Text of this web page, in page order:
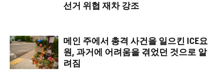
선거 위협 재차 강조
메인 주에서 총격 사건을 일으킨 ICE요
원, 과거에 어려움을 겪었던 것으로 알
려짐